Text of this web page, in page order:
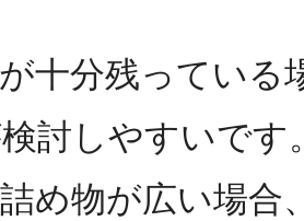
十分残っている
討しやすいです
め物が広い場合